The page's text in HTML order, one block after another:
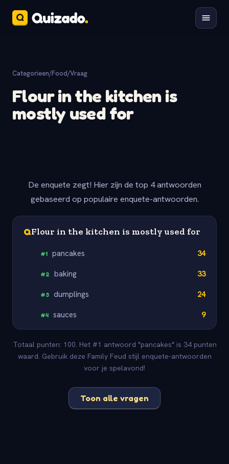
Categorieen/Food/Vraag
Flour in the kitchen is
mostly used for
De enquete zegt! Hier zijn de top 4 antwoorden
gebaseerd op populaire enquete-antwoorden.
QFlour in the kitchen is mostly used for
#1 pancakes 34
#2 baking 33
#3 dumplings 24
#4 sauces 9
Totaal punten: 100. Het #1 antwoord "pancakes" is 34 punten
waard. Gebruik deze Family Feud stijl enquete-antwoorden
voor je spelavond!
Toon alle vragen